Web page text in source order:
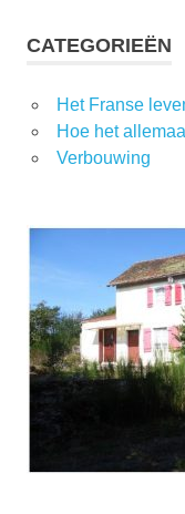
CATEGORIEËN
Het Franse
Hoe het
Verbouwing